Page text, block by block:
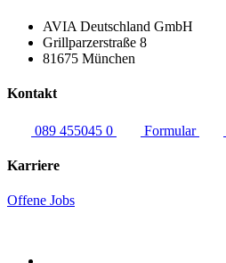
AVIA Deutschland GmbH
Grillparzerstraße 8
81675 München
Kontakt
089 455045 0 Formular
Karriere
Offene Jobs